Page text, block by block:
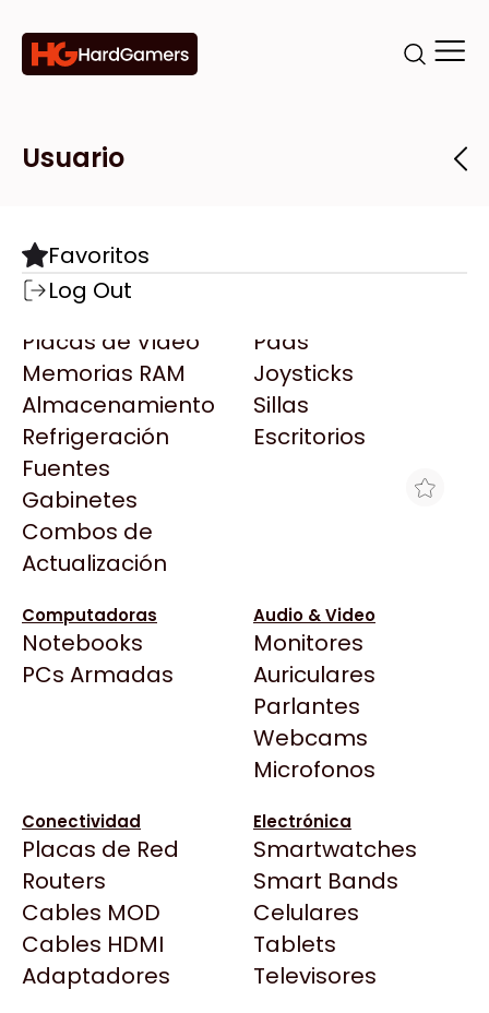
Categorías
Componentes
Motherboards
Microprocesadores
Placas de Video
Memorias RAM
Almacenamiento
Refrigeración
Fuentes
Gabinetes
Combos de
Actualización
Pads
Joysticks
Sillas
Escritorios
Computadoras
Notebooks
PCs Armadas
Audio & Video
Monitores
Auriculares
Parlantes
Webcams
Microfonos
Conectividad
Placas de Red
Routers
Cables MOD
Cables HDMI
Adaptadores
Electrónica
Smartwatches
Smart Bands
Celulares
Tablets
Televisores
Marcas
Todas las Marcas
AMD
AULA
Acer
Adata
AeroCool
Antec
Arkham
Asrock
BenQ
CX
Cooler Master
Deepcool
Dell
EVGA
Gamemax
Genesis
Genius
Tiendas
Destacadas
Todas las Tiendas
Click Gaming
Compufan Store
Dinobyte
Full H4rd
Gaming City
Gezatek
Usuario
Favoritos
Log Out
HD 2TB SEAGATE SKYHAWK SATA3
256MB CCTV
$298.681
Ver producto en la página de Max Tecno